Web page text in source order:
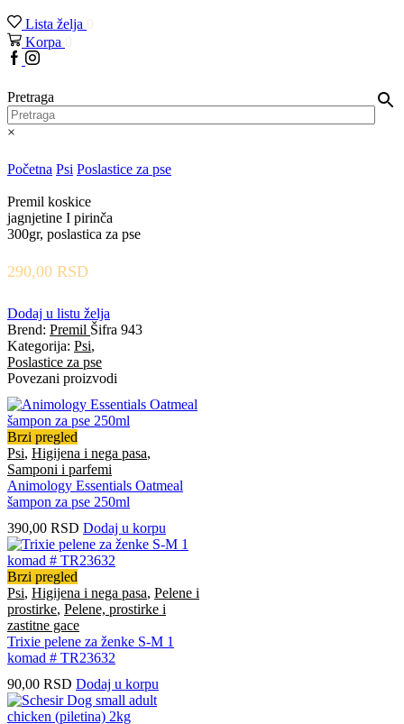
Lista želja 0
Korpa 0
Facebook
Instagram
Pretraga
×
Početna Psi Poslastice za pse
Premil koskice
jagnjetine I pirinča
300gr, poslastica za pse
290,00 RSD
Dodaj u listu želja
Brend: Premil Šifra 943
Kategorija: Psi,
Poslastice za pse
Povezani proizvodi
Brzi pregled
Psi, Higijena i nega pasa,
Samponi i parfemi
Animology Essentials Oatmeal
šampon za pse 250ml
390,00 RSD Dodaj u korpu
Brzi pregled
Psi, Higijena i nega pasa, Pelene i
prostirke, Pelene, prostirke i
zastitne gace
Trixie pelene za ženke S-M 1
komad # TR23632
90,00 RSD Dodaj u korpu